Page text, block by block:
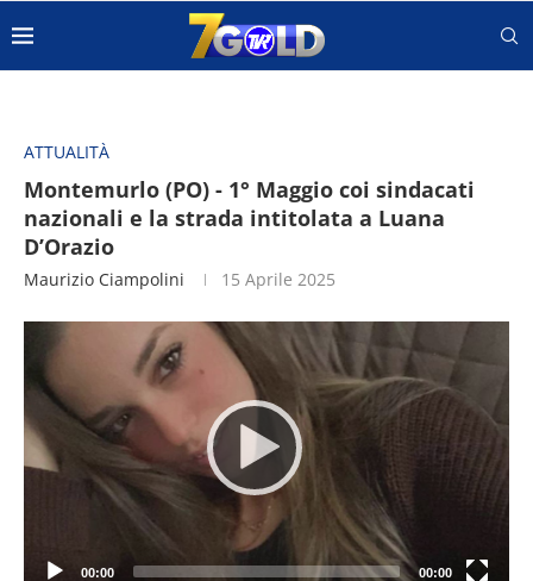
ATTUALITÀ
Montemurlo (PO) - 1° Maggio coi sindacati
nazionali e la strada intitolata a Luana
D’Orazio
Maurizio Ciampolini 15 Aprile 2025
00:00 00:00